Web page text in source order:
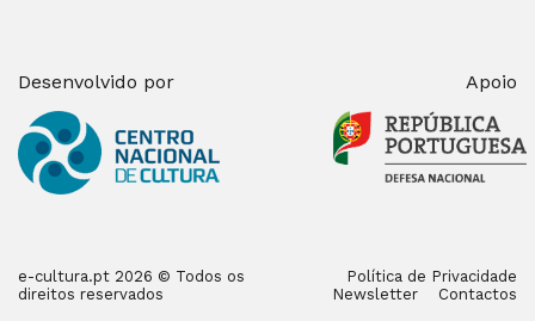
Desenvolvido por Apoio
e-cultura.pt 2026 © Todos os
direitos reservados
Política de Privacidade
Newsletter
Contactos